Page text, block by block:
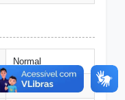
Normal
R$ 4087,38